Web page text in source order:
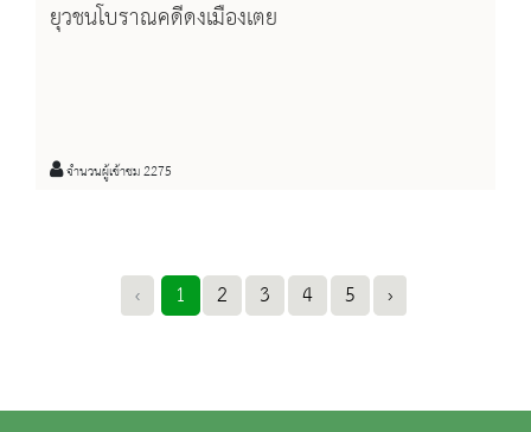
ยุวชนโบราณคดีดงเมืองเตย
จำนวนผู้เข้าชม 2275
‹ 1 2 3 4 5 ›